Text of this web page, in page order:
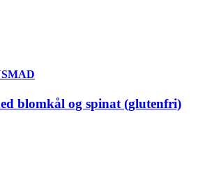
blomkål og spinat (glutenfri)